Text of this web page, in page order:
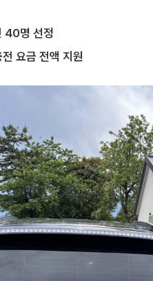
40명 선정
요금 전액 지원